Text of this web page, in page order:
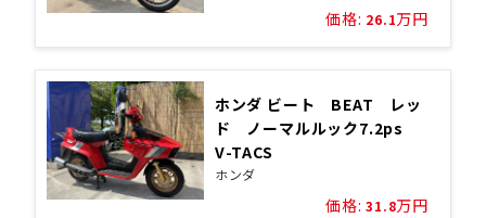
価格: 26.1万円
ホンダ ビート BEAT レッ
ド ノーマルルック7.2ps
V-TACS
ホンダ
価格: 31.8万円